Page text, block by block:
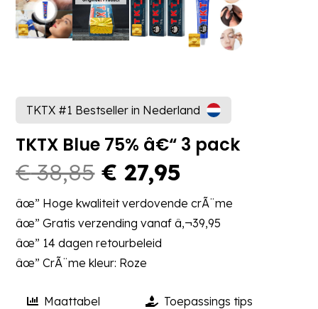
TKTX #1 Bestseller in Nederland
TKTX Blue 75% â€“ 3 pack
€38,85 Oorspronkelijke
prijs
was:
€ 38,85.
€ 27,95
prijs
is:
€ 27,95.
âœ” Hoge kwaliteit verdovende crÃ¨me
âœ” Gratis verzending vanaf â‚¬39,95
âœ” 14 dagen retourbeleid
âœ” CrÃ¨me kleur: Roze
Maattabel Toepassings tips